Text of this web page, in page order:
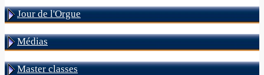
Jour de l'Orgue
Médias
Master classes